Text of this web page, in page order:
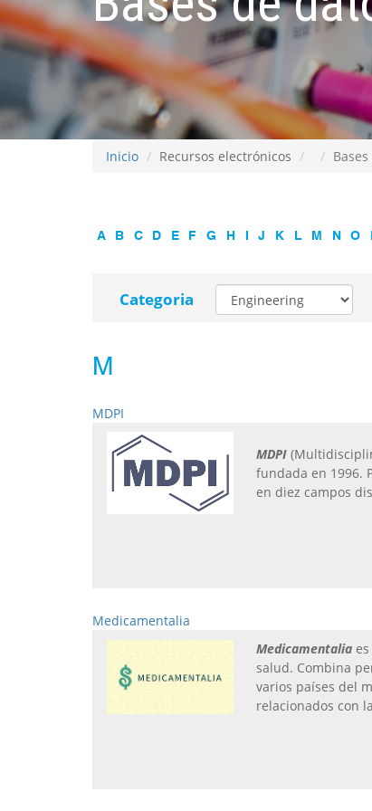
Inicio Recursos electrónicos
A B C D E F G H J K L M N O
Categoria
M
MDPI
MDPI
fundada en 1996.
en diez campos
Medicamentalia
Medicamentalia
salud. Combina
varios países del
relacionados con